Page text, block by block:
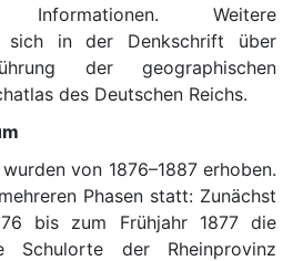
Informationen. Weitere
sich in der Denkschrift über
der geographischen
des Deutschen Reichs.
von 1876–1887 erhoben.
Phasen statt: Zunächst
bis zum Frühjahr 1877 die
Schulorte der Rheinprovinz